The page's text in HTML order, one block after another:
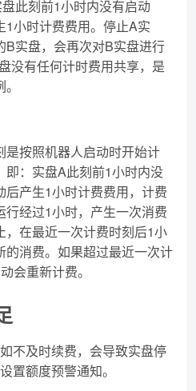
此刻前1小时内没有启动
1小时计费费用。停止A实
B实盘，会再次对B实盘进行
没有任何计时费用共享，是
是按照机器人启动时开始计
即：实盘A此刻前1小时内没
后产生1小时计费费用，计费
行经过1小时，产生一次消费
，在最近一次计费时刻后1小
的消费。如果超过最近一次计
会重新计费。
不及时续费，会导致实盘停
设置额度预警通知。